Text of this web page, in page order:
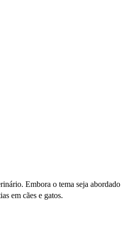
Embora o tema seja abordado
em cães e gatos.